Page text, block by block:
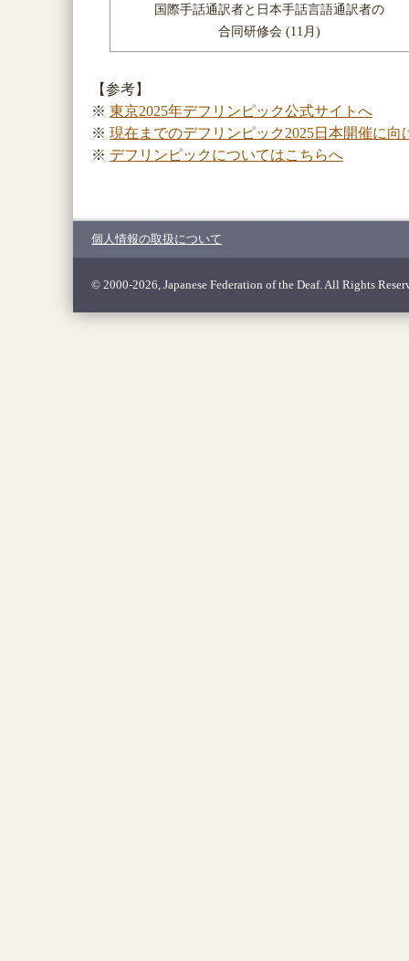
国際手話通訳者と日本手話言語通訳者の
合同研修会 (11月)
【参考】
※ 東京2025年デフリンピック公式サイトへ
※ 現在までのデフリンピック2025日本開催に向
※ デフリンピックについてはこちらへ
個人情報の取扱について
© 2000-2026, Japanese Federation of the Deaf. All Rights